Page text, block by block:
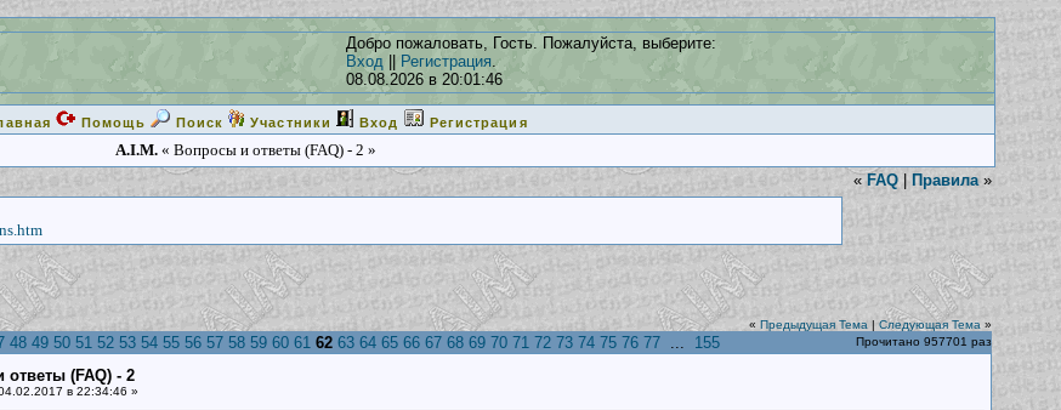
Добро пожаловать, Гость. Пожалуйста, выберите:
Вход
Регистрация.
08.08.2026 в 20:01:46
Помощь Поиск Участники Вход Регистрация
A.I.M.« Вопросы и ответы (FAQ) - 2 »
« FAQ | Правила »
« Предыдущая Тема | Следующая Тема »
48 49 50 51 52 53 54 55 56 57 58 59 60 61 62 63 64 65 66 67 68 69 70 71 72 73 74 75 76 77 ... 155 Прочитано 957701 раз
ответы (FAQ) - 2
в 22:34:46 »